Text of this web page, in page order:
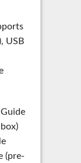
USB
(pre-